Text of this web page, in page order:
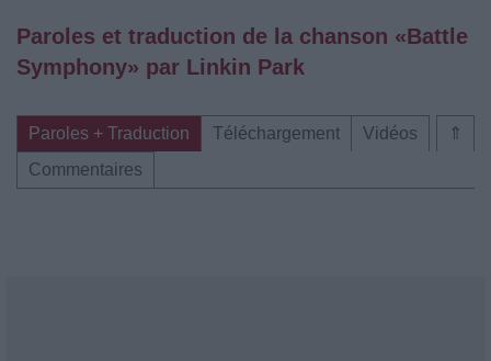
Paroles et traduction de la chanson «Battle
Symphony» par Linkin Park
⇑
Paroles + Traduction Téléchargement
Vidéos
Commentaires